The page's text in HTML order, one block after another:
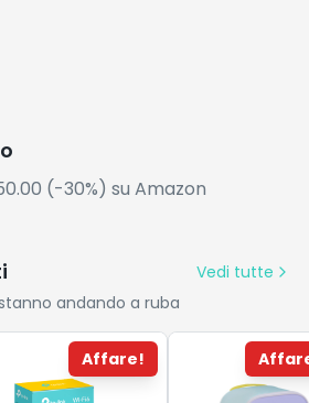
(-30%) su Amazon
Vedi tutte
andando a ruba
Affare!